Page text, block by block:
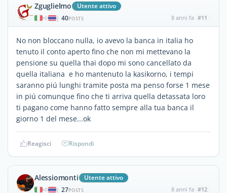
Zguglielmo Utente attivo
| 40POSTS 8 anni fa #11
No non bloccano nulla, io avevo la banca in italia ho
tenuto il conto aperto fino che non mi mettevano la
pensione su quella thai dopo mi sono cancellato da
quella italiana e ho mantenuto la kasikorno, i tempi
saranno piú lunghi tramite posta ma penso forse 1 mese
in piú comunque fino che ti arriva quella detassata loro
ti pagano come hanno fatto sempre alla tua banca il
giorno 1 del mese...ok
Reagisci Rispondi
Alessiomonti Utente attivo
| 27POSTS 8 anni fa #12